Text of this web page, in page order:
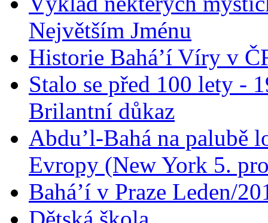
Největším Jménu
Historie Bahá’í Víry v
Stalo se před 100 lety -
Brilantní důkaz
Abdu’l-Bahá na palubě
Evropy (New York 5.
Bahá’í v Praze Leden/